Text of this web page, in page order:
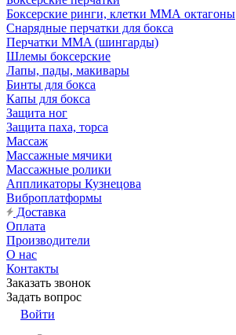
Боксерские ринги, клетки ММА октагоны
Снарядные перчатки для бокса
Перчатки MMA (шингарды)
Шлемы боксерские
Лапы, пады, макивары
Бинты для бокса
Капы для бокса
Защита ног
Защита паха, торса
Массаж
Массажные мячики
Массажные ролики
Аппликаторы Кузнецова
Виброплатформы
Доставка
Оплата
Производители
О нас
Контакты
Заказать звонок
Задать вопрос
Войти